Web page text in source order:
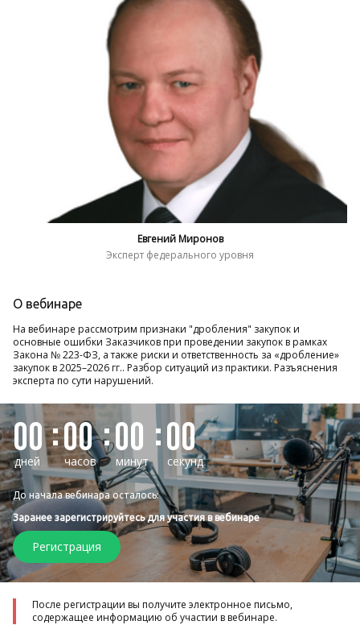
Евгений Миронов
Эксперт федерального уровня
О вебинаре
На вебинаре рассмотрим признаки "дробления" закупок и
основные ошибки Заказчиков при проведении закупок в рамках
Закона № 223-ФЗ, а также риски и ответственность за «дробление»
закупок в 2025–2026 гг.. Разбор ситуаций из практики. Разъяснения
эксперта по сути нарушений.
00
дней
00
часов
00
минут
00
секунд
До начала вебинара осталось:
Заранее зарегистрируйтесь для участия в вебинаре
Регистрация
После регистрации вы получите электронное письмо,
содержащее информацию об участии в вебинаре.